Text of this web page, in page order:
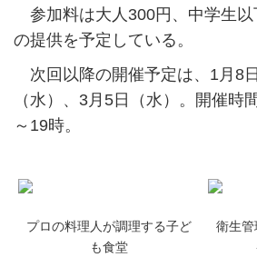
参加料は大人300円、中学生以
の提供を予定している。
次回以降の開催予定は、1月8
（水）、3月5日（水）。開催時
～19時。
プロの料理人が調理する子ど
も食堂
衛生